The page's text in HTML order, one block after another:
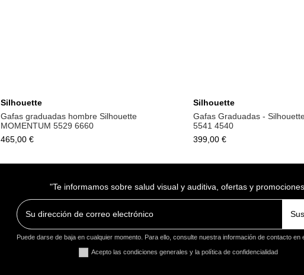
Silhouette
Gafas graduadas hombre Silhouette
MOMENTUM 5529 6660
465,00 €
Silhouette
Gafas Graduadas -
5541 4540
399,00 €
"Te informamos sobre salud visual y auditiva, ofertas y
Puede darse de baja en cualquier momento. Para ello, consulte nuestra información de contacto en
Acepto las condiciones generales y la política de confidencialidad